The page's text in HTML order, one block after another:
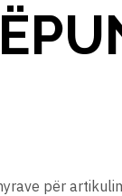
për